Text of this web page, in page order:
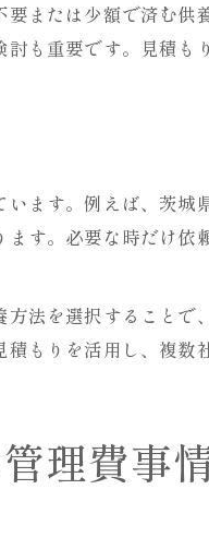
お墓管理費の無
または少額で済む
も重要です。見積
ます。例えば、茨
す。必要な時だけ
法を選択すること
もりを活用し、複数
理費事